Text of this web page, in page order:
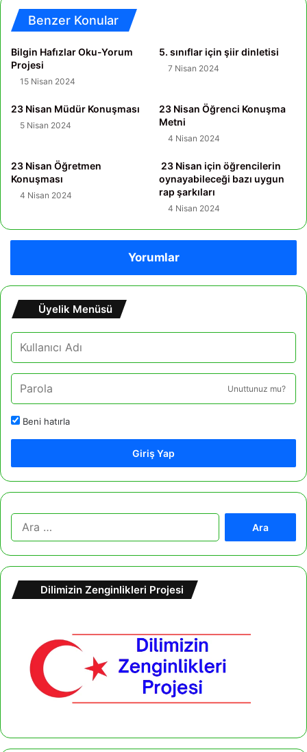
Benzer Konular
Bilgin Hafızlar Oku-Yorum
Projesi
15 Nisan 2024
5. sınıflar için şiir dinletisi
7 Nisan 2024
23 Nisan Müdür Konuşması
5 Nisan 2024
23 Nisan Öğrenci Konuşma
Metni
4 Nisan 2024
23 Nisan Öğretmen
Konuşması
4 Nisan 2024
23 Nisan için öğrencilerin
oynayabileceği bazı uygun
rap şarkıları
4 Nisan 2024
Yorumlar
Üyelik Menüsü
Unuttunuz mu?
Beni hatırla
Giriş Yap
Dilimizin Zenginlikleri Projesi